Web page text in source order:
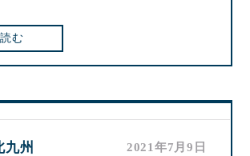
む
九州 2021年7月9日